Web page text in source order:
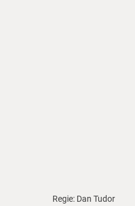
Regie: Dan Tudor